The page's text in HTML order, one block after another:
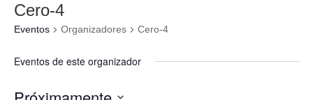
Cero-4
Eventos Organizadores Cero-4
Eventos de este organizador